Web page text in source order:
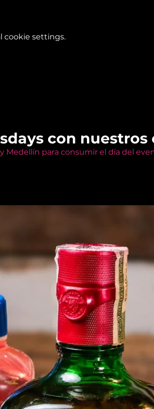
cookie settings.
con nuestros
Medellín para consumir el día del